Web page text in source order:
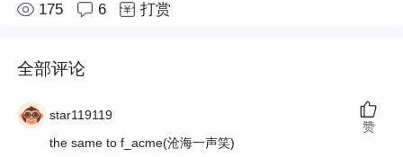
175 6 打赏
全部评论
star119119
the same to f_acme(沧海一声笑)
赞